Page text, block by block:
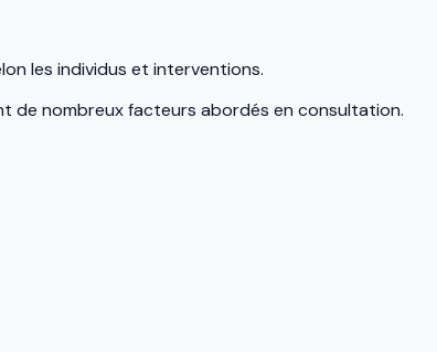
les individus et interventions.
de nombreux facteurs abordés en consultation.